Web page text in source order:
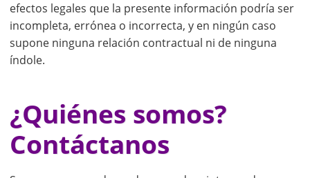
efectos legales que la presente información podría ser
incompleta, errónea o incorrecta, y en ningún caso
supone ninguna relación contractual ni de ninguna
índole.
¿Quiénes somos?
Contáctanos